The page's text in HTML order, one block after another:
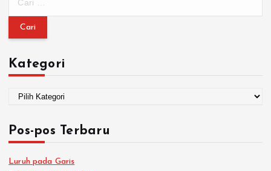
Kategori
Pos-pos Terbaru
Luruh pada Garis